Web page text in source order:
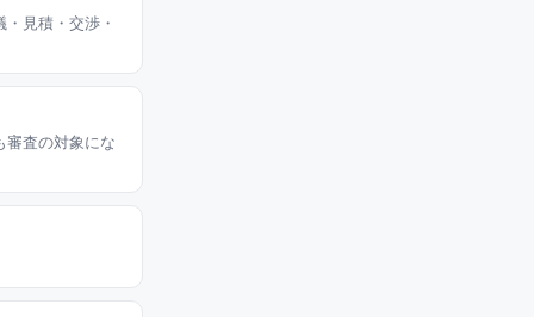
見積・交渉・
審査の対象にな